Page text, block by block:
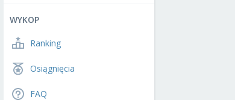
WYKOP
Ranking
Osiągnięcia
FAQ